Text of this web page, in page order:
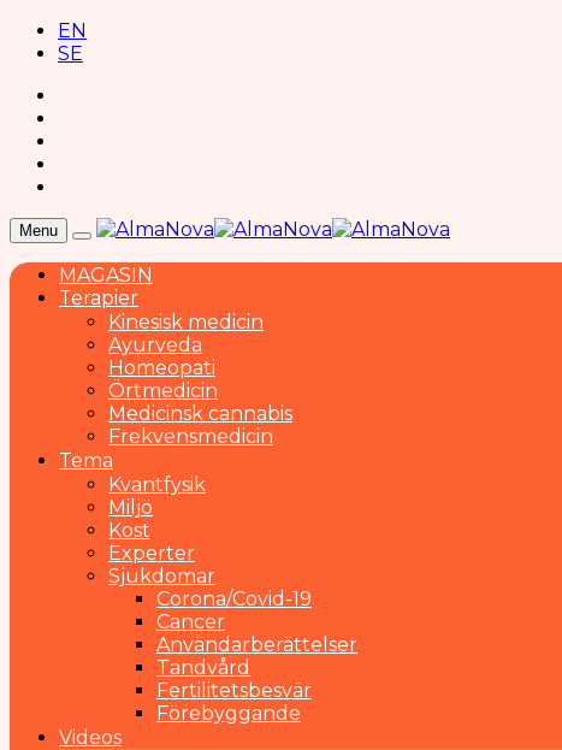
EN
SE
Menu
MAGASIN
Terapier
Kinesisk medicin
Ayurveda
Homeopati
Örtmedicin
Medicinsk cannabis
Frekvensmedicin
Tema
Kvantfysik
Miljö
Kost
Experter
Sjukdomar
Corona/Covid-19
Cancer
Användarberättelser
Tandvård
Fertilitetsbesvär
Förebyggande
Videos